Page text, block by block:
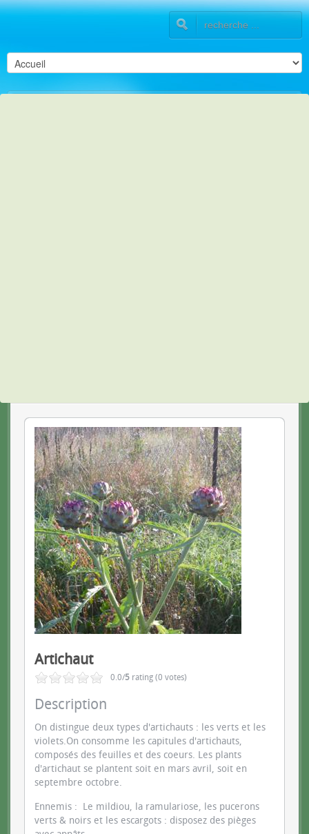
Artichaut
0.0/5 rating (0 votes)
Description
On distingue deux types d'artichauts : les verts et les
violets.On consomme les capitules d'artichauts,
composés des feuilles et des cœurs. Les plants
d'artichaut se plantent soit en mars avril, soit en
septembre octobre.
Ennemis : Le mildiou, la ramulariose, les pucerons
verts & noirs et les escargots : disposez des pièges